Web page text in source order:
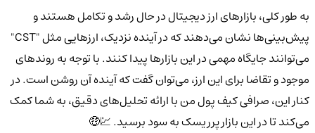
به طور کلی، بازارهای ارز دیجیتال در حال رشد و تکامل هستند و
پیش‌بینی‌ها نشان می‌دهند که در آینده نزدیک، ارزهایی مثل "CST"
می‌توانند جایگاه مهمی در این بازارها پیدا کنند. با توجه به روندهای
موجود و تقاضا برای این ارز، می‌توان گفت که آینده آن روشن است. در
کنار این، صرافی کیف پول من با ارائه تحلیل‌های دقیق، به شما کمک
می‌کند تا در این بازار پرریسک به سود برسید. 💹🤑